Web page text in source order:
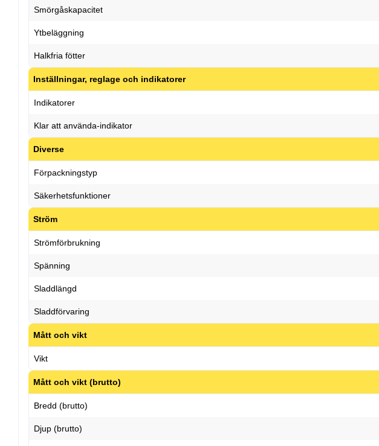
Smörgåskapacitet
Ytbeläggning
Halkfria fötter
Inställningar, reglage och indikatorer
Indikatorer
Klar att använda-indikator
Diverse
Förpackningstyp
Säkerhetsfunktioner
Ström
Strömförbrukning
Spänning
Sladdlängd
Sladdförvaring
Mått och vikt
Vikt
Mått och vikt (brutto)
Bredd (brutto)
Djup (brutto)